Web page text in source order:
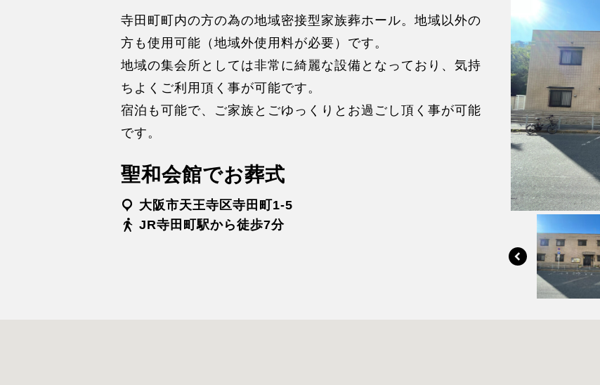
寺田町町内の方の為の地域密接型家族葬ホール。地域以外の
方も使用可能（地域外使用料が必要）です。
地域の集会所としては非常に綺麗な設備となっており、気持
ちよくご利用頂く事が可能です。
宿泊も可能で、ご家族とごゆっくりとお過ごし頂く事が可能
です。
聖和会館でお葬式
大阪市天王寺区寺田町1-5
JR寺田町駅から徒歩7分